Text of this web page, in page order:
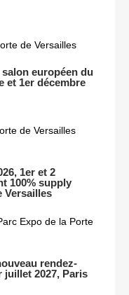
de Versailles
européen du
et 1er décembre
de Versailles
1er et 2
100% supply
Versailles
Expo de la Porte
rendez-
juillet 2027, Paris